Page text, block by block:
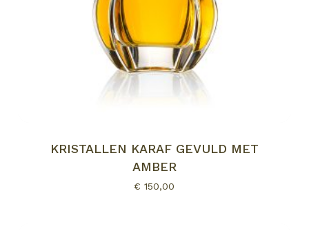
WINKELWAGEN.
KRISTALLEN KARAF GEVULD MET
AMBER
€ 150,00